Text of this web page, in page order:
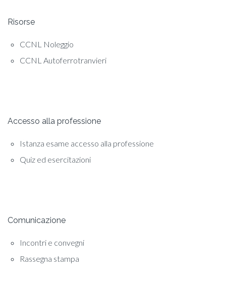
Risorse
CCNL Noleggio
CCNL Autoferrotranvieri
Accesso alla professione
Istanza esame accesso alla professione
Quiz ed esercitazioni
Comunicazione
Incontri e convegni
Rassegna stampa